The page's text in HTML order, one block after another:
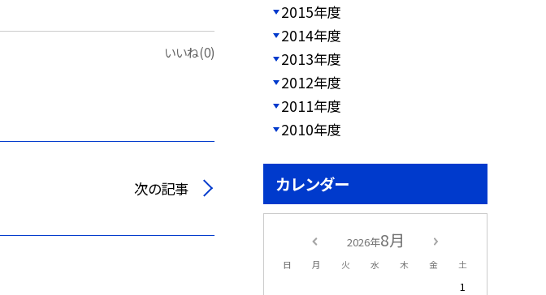
いいね(0)
次の記事
2015年度
2014年度
2013年度
2012年度
2011年度
2010年度
カレンダー
2026年8月
日 月 火 水 木 金 土
1